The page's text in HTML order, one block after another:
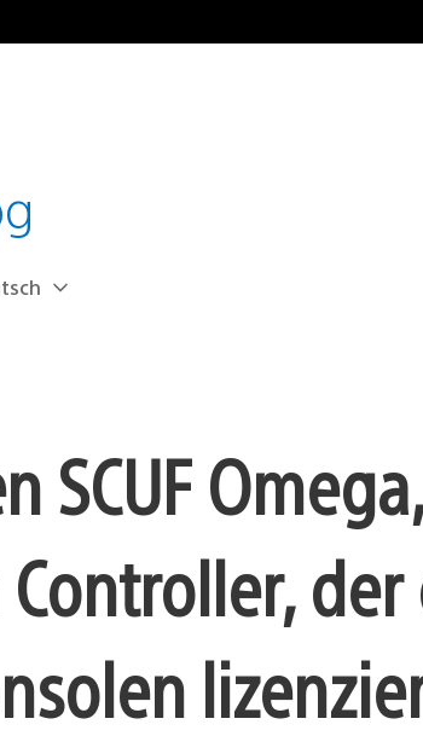
SCUF